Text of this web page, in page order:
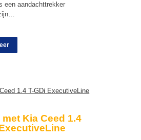
een aandachttrekker
Kia Ceed 1.4